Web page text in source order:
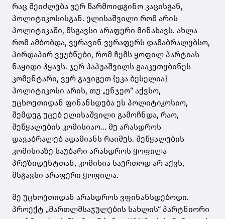
რაც შეიძლება ვერ წარმოიდგინო კაცისგან,
პოლიტიკოსისგან. ელისაშვილი რომ არის
პოლიტიკაში, მსგავსი არაფერი მინახავს. ახლა
რომ ამბობდა, ვერავინ ვერაფერს დამაბრალებსო,
პირდაპირ ვეუბნები, რომ ჩემს ყოფილ პარტიას
ნაყიდი ჰყავს. ჯერ პაპუაშვილს გააკეთებინეს
კომენტარი, ვერ გავიგეთ {ეკა ბესელია}
პოლიტიკოსი არის, თუ „ენჯეო“ აქვსო,
უცხოეთიდან ფინანსდება ეს პოლიტიკოსიო,
შემდეგ უცებ ელისაშვილი გამოჩნდა, რაო,
შეწყალების კომისიაო... მე არასდროს
დავაბრალებ ადამიანს რაიმეს. შეწყალების
კომისიაზე საუბარი არასდროს ყოფილა
პრეზიდენტთან, კომისია საერთოდ არ აქვს,
მსგავსი არაფერი ყოფილა.
მე უცხოეთიდან არასდროს ვფინანსდებოდი.
პროექტ „მართლმსაჯულების სახლის“ პარტნიორი